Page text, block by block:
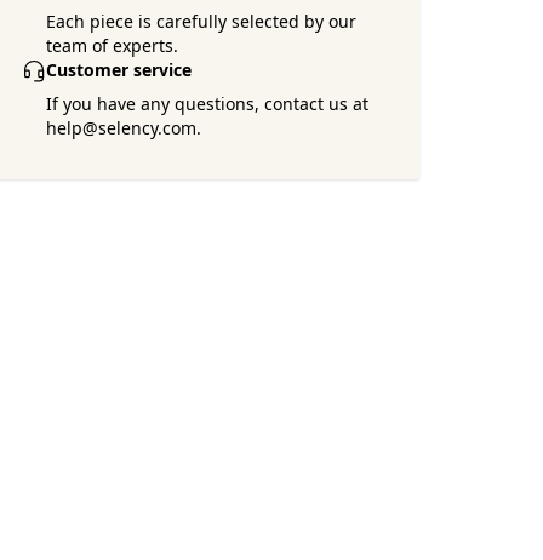
Each piece is carefully selected by our
team of experts.
Customer service
If you have any questions, contact us at
help@selency.com.